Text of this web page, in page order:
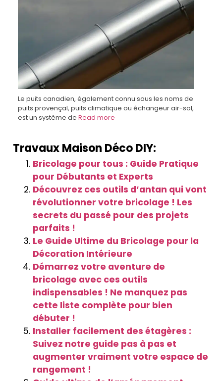
Le puits canadien, également connu sous les noms de
puits provençal, puits climatique ou échangeur air-sol,
est un système de Read more
Travaux Maison Déco DIY:
Bricolage pour tous : Guide Pratique
pour Débutants et Experts
Découvrez ces outils d’antan qui vont
révolutionner votre bricolage ! Les
secrets du passé pour des projets
parfaits !
Le Guide Ultime du Bricolage pour la
Décoration Intérieure
Démarrez votre aventure de
bricolage avec ces outils
indispensables ! Ne manquez pas
cette liste complète pour bien
débuter !
Installer facilement des étagères :
Suivez notre guide pas à pas et
augmenter vraiment votre espace de
rangement !